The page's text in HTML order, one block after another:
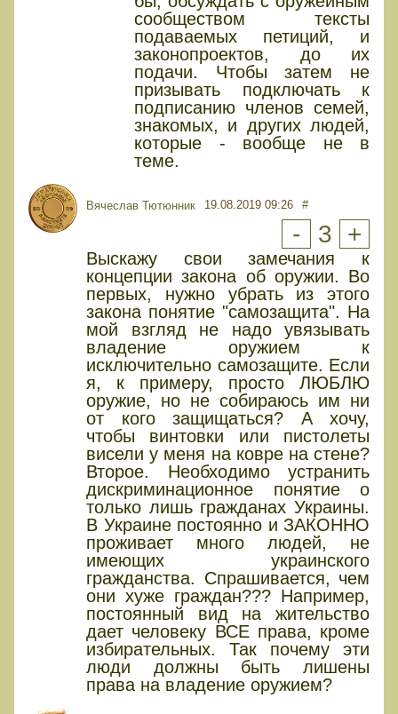
сообществом тексты
подаваемых петиций, и
законопроектов, до их
подачи. Чтобы затем не
призывать подключать к
подписанию членов семей,
знакомых, и других людей,
которые - вообще не в
теме.
Вячеслав Тютюнник 19.08.2019 09:26 #
- 3 +
Выскажу свои замечания к
концепции закона об оружии. Во
первых, нужно убрать из этого
закона понятие "самозащита". На
мой взгляд не надо увязывать
владение оружием к
исключительно самозащите. Если
я, к примеру, просто ЛЮБЛЮ
оружие, но не собираюсь им ни
от кого защищаться? А хочу,
чтобы винтовки или пистолеты
висели у меня на ковре на стене?
Второе. Необходимо устранить
дискриминационное понятие о
только лишь гражданах Украины.
В Украине постоянно и ЗАКОННО
проживает много людей, не
имеющих украинского
гражданства. Спрашивается, чем
они хуже граждан??? Например,
постоянный вид на жительство
дает человеку ВСЕ права, кроме
избирательных. Так почему эти
люди должны быть лишены
права на владение оружием?